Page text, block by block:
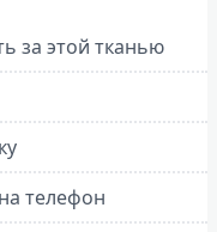
за этой тканью
телефон